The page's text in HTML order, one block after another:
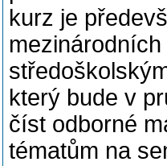
kurz je
který bude v
číst odborné
tématům na